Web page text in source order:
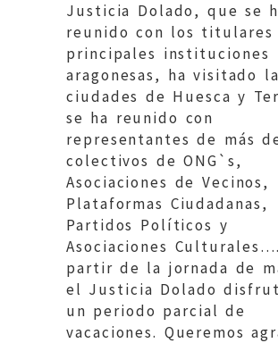
Justicia Dolado, que se
reunido con los titulares
principales instituciones
aragonesas, ha visitado
ciudades de Huesca y
se ha reunido con
representantes de más
colectivos de ONG`s,
Asociaciones de Vecinos,
Plataformas Ciudadanas,
Partidos Políticos y
Asociaciones
partir de la jornada de
el Justicia Dolado
un periodo parcial de
vacaciones. Queremos